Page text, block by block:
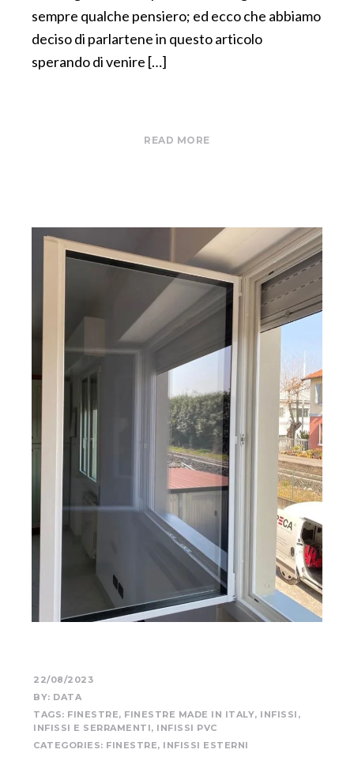
sempre qualche pensiero; ed ecco che abbiamo
deciso di parlartene in questo articolo
sperando di venire […]
READ MORE
22/08/2023
BY: DATA
TAGS: FINESTRE, FINESTRE MADE IN ITALY, INFISSI ,
INFISSI E SERRAMENTI, INFISSI PVC
CATEGORIES: FINESTRE, INFISSI ESTERNI